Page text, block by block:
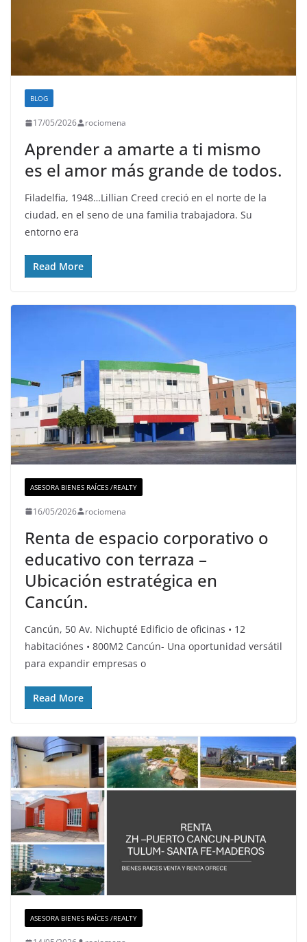
BLOG
17/05/2026 rociomena
Aprender a amarte a ti mismo
es el amor más grande de todos.
Filadelfia, 1948…Lillian Creed creció en el norte de la
ciudad, en el seno de una familia trabajadora. Su
entorno era
Read More
ASESORA BIENES RAÍCES /REALTY
16/05/2026 rociomena
Renta de espacio corporativo o
educativo con terraza –
Ubicación estratégica en
Cancún.
Cancún, 50 Av. Nichupté Edificio de oficinas • 12
habitaciónes • 800M2 Cancún- Una oportunidad versátil
para expandir empresas o
Read More
ASESORA BIENES RAÍCES /REALTY